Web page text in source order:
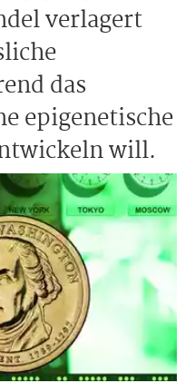
verlagert
das
epigenetische
will.